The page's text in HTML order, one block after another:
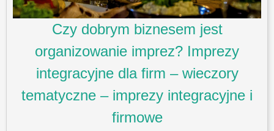
Czy dobrym biznesem jest
organizowanie imprez? Imprezy
integracyjne dla firm – wieczory
tematyczne – imprezy integracyjne i
firmowe